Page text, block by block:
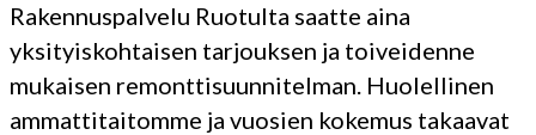
Rakennuspalvelu Ruotulta saatte aina
yksityiskohtaisen tarjouksen ja toiveidenne
mukaisen remonttisuunnitelman. Huolellinen
ammattitaitomme ja vuosien kokemus takaavat